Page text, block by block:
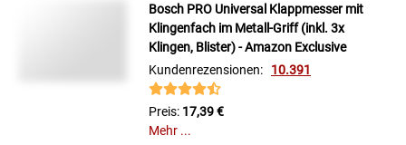
Bosch PRO Universal Klappmesser mit
Klingenfach im Metall-Griff (inkl. 3x
Klingen, Blister) - Amazon Exclusive
Kundenrezensionen: 10.391
Preis: 17,39 €
Mehr ...